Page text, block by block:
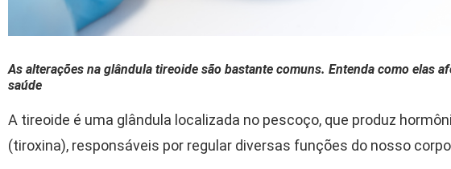
As alterações na glândula tireoide são bastante comuns. Entenda como elas
saúde
A tireoide é uma glândula localizada no pescoço, que produz
(tiroxina), responsáveis por regular diversas funções do nosso